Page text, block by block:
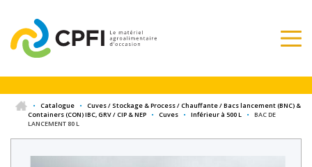
• Catalogue •
Cuves / Stockage & Process / Chauffante / Bacs lancement (BNC) &
Containers (CON) IBC, GRV / CIP & NEP
• Cuves • Inférieur à 500 L •
BAC DE
LANCEMENT 80 L